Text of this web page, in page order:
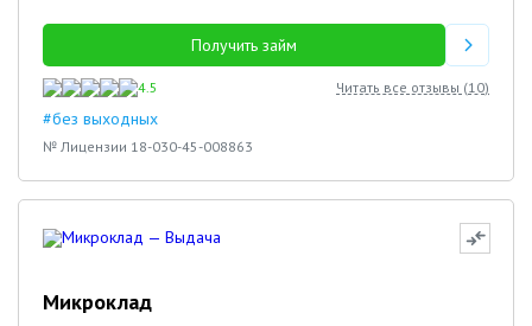
Получить займ
4.5 Читать все отзывы (10)
#без выходных
№ Лицензии 18-030-45-008863
Микроклад